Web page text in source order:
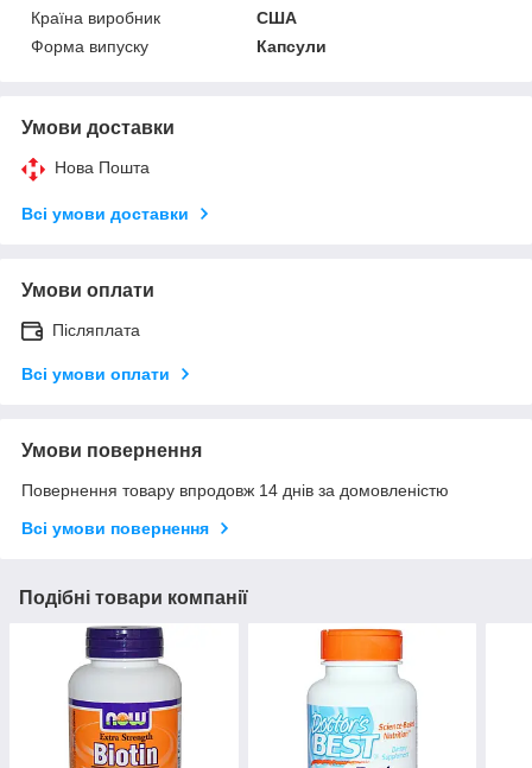
Країна виробник
США
Форма випуску
Капсули
Умови доставки
Нова Пошта
Всі умови доставки
Умови оплати
Післяплата
Всі умови оплати
Умови повернення
Повернення товару впродовж 14 днів за домовленістю
Всі умови повернення
Подібні товари компанії